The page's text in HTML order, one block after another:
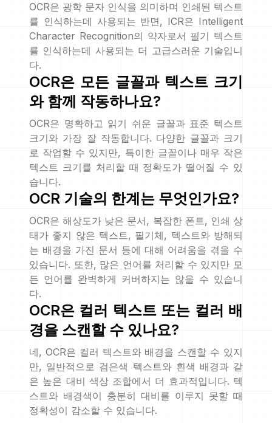
OCR은 광학 문자 인식을 의미하며 인쇄된 텍스트
를 인식하는데 사용되는 반면, ICR은 Intelligent
Character Recognition의 약자로서 필기 텍스트
를 인식하는데 사용되는 더 고급스러운 기술입니
다.
OCR은 모든 글꼴과 텍스트 크기
와 함께 작동하나요?
OCR은 명확하고 읽기 쉬운 글꼴과 표준 텍스트
크기와 가장 잘 작동합니다. 다양한 글꼴과 크기
로 작업할 수 있지만, 특이한 글꼴이나 매우 작은
텍스트 크기를 처리할 때 정확도가 떨어질 수 있
습니다.
OCR 기술의 한계는 무엇인가요?
OCR은 해상도가 낮은 문서, 복잡한 폰트, 인쇄 상
태가 좋지 않은 텍스트, 필기체, 텍스트와 방해되
는 배경을 가진 문서 등에 대해 어려움을 겪을 수
있습니다. 또한, 많은 언어를 처리할 수 있지만 모
든 언어를 완벽하게 커버하지는 않을 수 있습니
다.
OCR은 컬러 텍스트 또는 컬러 배
경을 스캔할 수 있나요?
네, OCR은 컬러 텍스트와 배경을 스캔할 수 있지
만, 일반적으로 검은색 텍스트와 흰색 배경과 같
은 높은 대비 색상 조합에서 더 효과적입니다. 텍
스트와 배경색이 충분히 대비를 이루지 못할 때
정확성이 감소할 수 있습니다.